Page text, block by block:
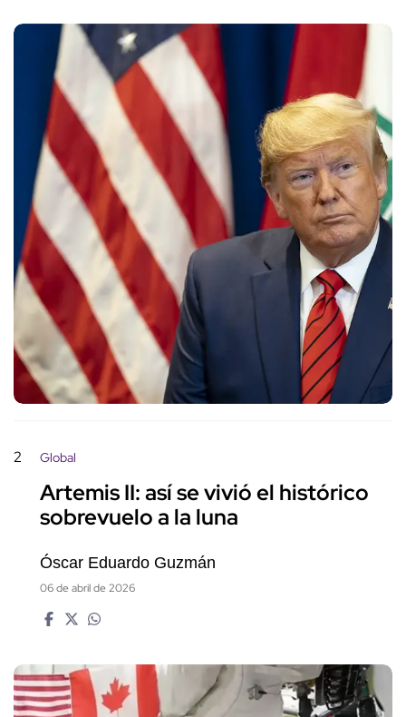
2 Global
Artemis II: así se vivió el histórico
sobrevuelo a la luna
Óscar Eduardo Guzmán
06 de abril de 2026